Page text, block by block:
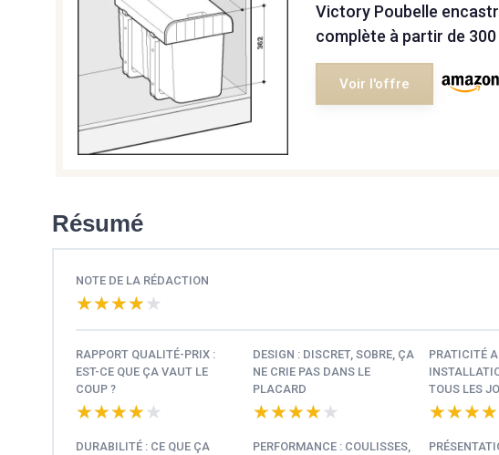
Victory Poubelle
complète à partir de
Voir l'offre
Résumé
NOTE DE LA RÉDACTION
★★★★★
★★★★★
RAPPORT QUALITÉ-PRIX :
EST-CE QUE ÇA VAUT LE
COUP ?
★★★★★
★★★★★
DESIGN : DISCRET, SOBRE, ÇA
NE CRIE PAS DANS LE
PLACARD
★★★★★
★★★★★
PRATICITÉ
TOUS LES
DURABILITÉ : CE QUE ÇA
PERFORMANCE : COULISSES,